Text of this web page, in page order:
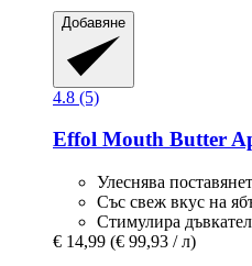
Добавяне
4.8 (5)
Effol Mouth Butter
Улеснява
Със свеж вкус на
Стимулира
€ 14,99 (€ 99,93 / л)